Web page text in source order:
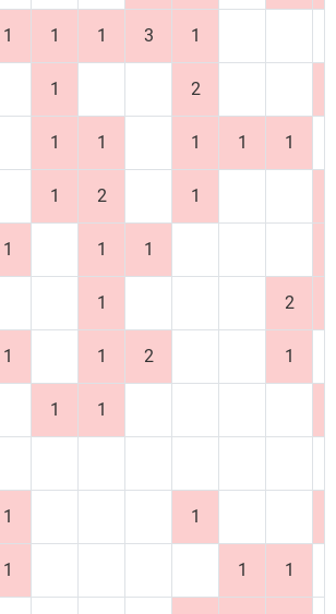
1 1 1 3 1
1 2
1 1 1 1 1
1 2 1
1 1 1
1 2
1 1 2 1
1 1
1 1
1 1 1